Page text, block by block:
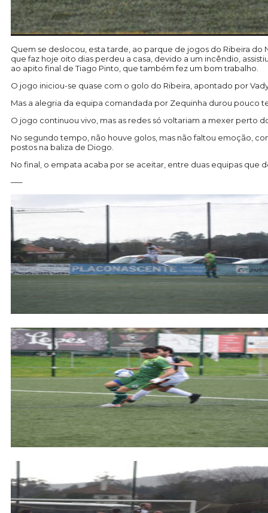
Quem se deslocou, esta tarde, ao parque de jogos do Ribeira
que faz hoje oito dias perdeu a casa, devido a um incêndio,
ao apito final de Tiago Pinto, que também fez um bom trabalho.
O jogo iniciou-se quase com o golo do Ribeira, apontado por
Mas a alegria da equipa comandada por Zequinha durou pouco
O jogo continuou vivo, mas as redes só voltariam a mexer perto
No segundo tempo, não houve golos, mas não faltou emoção,
postos na baliza de Diogo.
No final, o empata acaba por se aceitar, entre duas equipas que
—–